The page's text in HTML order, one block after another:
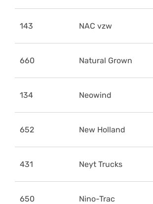
143 NAC vzw
660 Natural Grown
134 Neowind
652 New Holland
431 Neyt Trucks
650 Nino-Trac